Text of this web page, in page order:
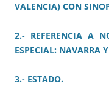
VALENCIA) CON
2.- REFERENCIA A
ESPECIAL: NAVARRA
3.- ESTADO.